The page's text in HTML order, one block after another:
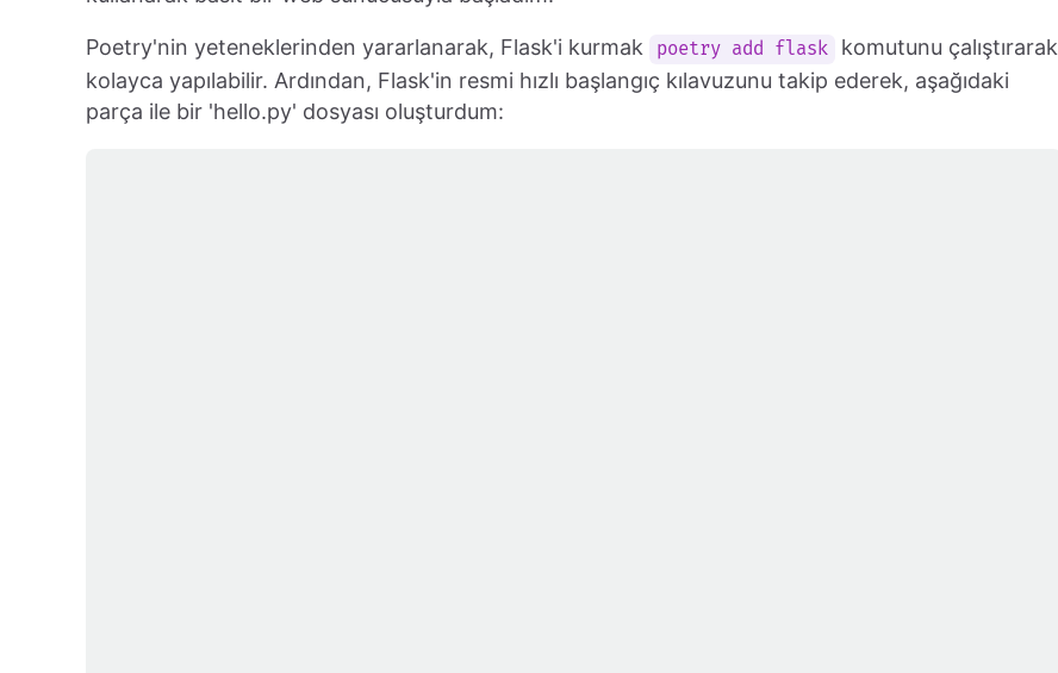
Poetry'nin yeteneklerinden yararlanarak, Flask'i kurmak poetry add flask
komutunu çalıştırarak
kolayca yapılabilir. Ardından, Flask'in resmi hızlı başlangıç kılavuzunu takip ederek, aşağıdaki
parça ile bir 'hello.py' dosyası oluşturdum: